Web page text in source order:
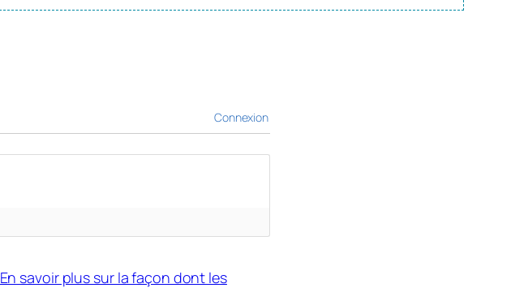
Connexion
En savoir plus sur la façon dont les